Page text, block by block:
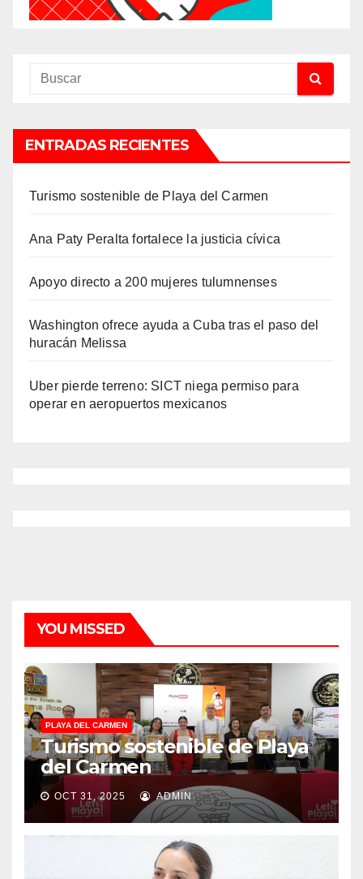
ENTRADAS RECIENTES
Turismo sostenible de Playa del Carmen
Ana Paty Peralta fortalece la justicia cívica
Apoyo directo a 200 mujeres tulumnenses
Washington ofrece ayuda a Cuba tras el paso del
huracán Melissa
Uber pierde terreno: SICT niega permiso para
operar en aeropuertos mexicanos
YOU MISSED
PLAYA DEL CARMEN
Turismo sostenible de Playa
del Carmen
OCT 31, 2025 ADMIN